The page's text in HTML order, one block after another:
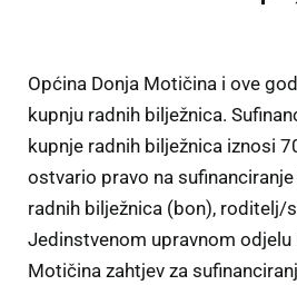
Općina Donja Motičina i ove
kupnju radnih bilježnica.
kupnje radnih bilježnica iznosi
ostvario pravo na
radnih bilježnica (bon), roditelj/
Jedinstvenom upravnom odjelu
Motičina zahtjev za